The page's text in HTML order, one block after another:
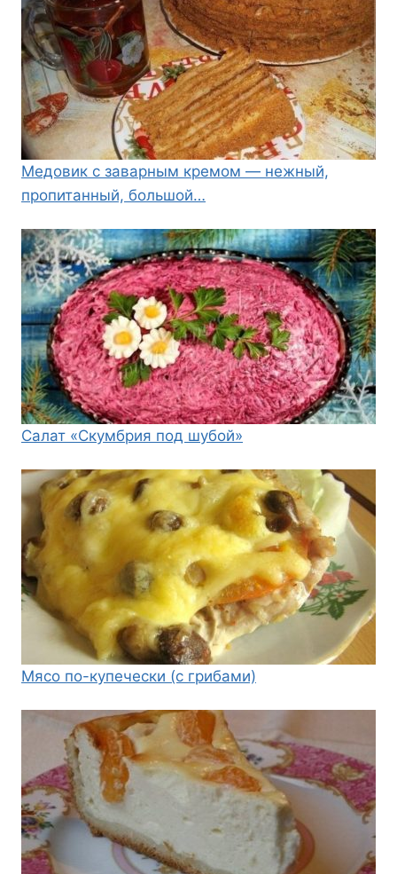
Медовик с заварным кремом — нежный,
пропитанный, большой…
Салат «Скумбрия под шубой»
Мясо по-купечески (с грибами)